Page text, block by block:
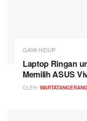
GAYA HIDUP
Laptop Ringan
Memilih ASUS
OLEH: